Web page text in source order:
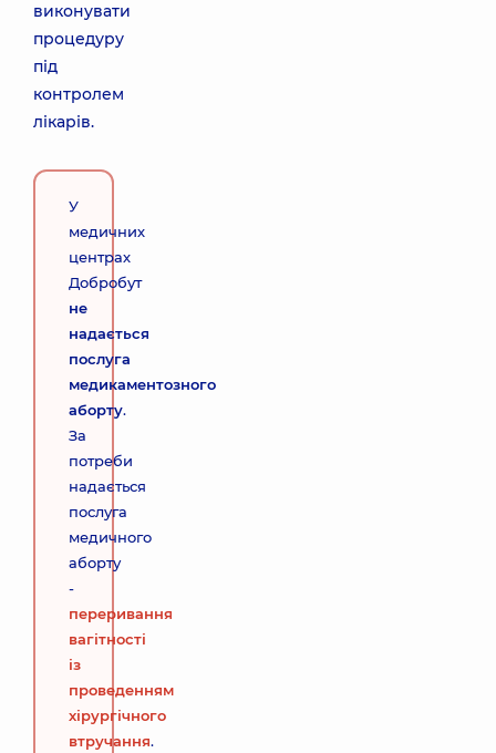
виконувати
процедуру
під
контролем
лікарів.
У
медичних
центрах
Добробут
не
надається
послуга
медикаментозного
аборту.
За
потреби
надається
послуга
медичного
аборту
-
переривання
вагітності
із
проведенням
хірургічного
втручання.